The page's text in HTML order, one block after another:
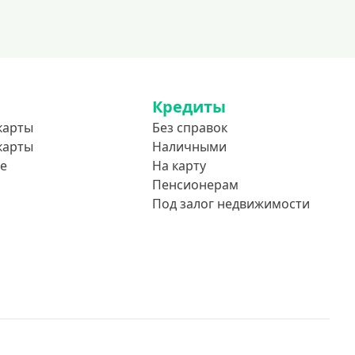
Кредиты
Без справок
Наличными
На карту
Пенсионерам
Под залог недвижимости